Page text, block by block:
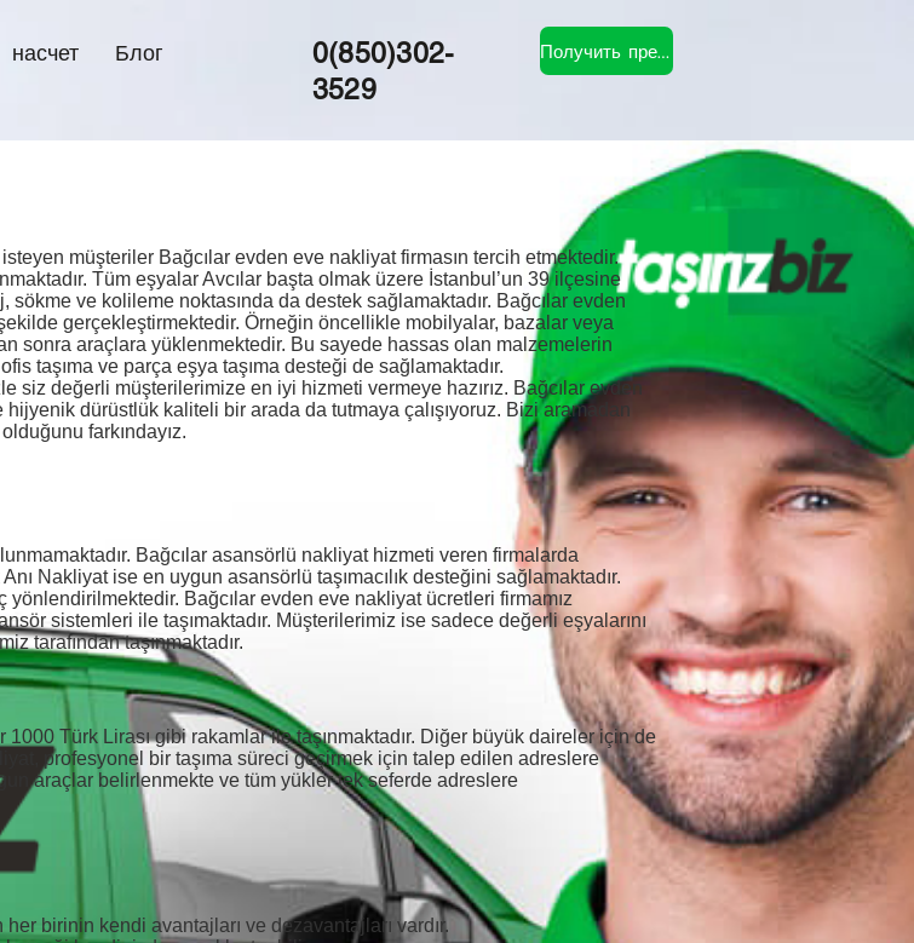
насчет Блог
0(850)302-
3529
Получить предложение
müşteriler Bağcılar evden eve nakliyat firmasın tercih etmektedir.
Tüm eşyalar Avcılar başta olmak üzere İstanbul’un 39 ilçesine
ve kolileme noktasında da destek sağlamaktadır. Bağcılar evden
gerçekleştirmektedir. Örneğin öncellikle mobilyalar, bazalar veya
sonra araçlara yüklenmektedir. Bu sayede hassas olan malzemelerin
taşıma ve parça eşya taşıma desteği de sağlamaktadır.
siz değerli müşterilerimize en iyi hizmeti vermeye hazırız. Bağcılar evden
dürüstlük kaliteli bir arada da tutmaya çalışıyoruz. Bizi aramadan
farkındayız.
Bağcılar asansörlü nakliyat hizmeti veren firmalarda
Nakliyat ise en uygun asansörlü taşımacılık desteğini sağlamaktadır.
Bağcılar evden eve nakliyat ücretleri firmamız
sistemleri ile taşımaktadır. Müşterilerimiz ise sadece değerli eşyalarını
tarafından taşınmaktadır.
Türk Lirası gibi rakamlar ile taşınmaktadır. Diğer büyük daireler için de
profesyonel bir taşıma süreci geçirmek için talep edilen adreslere
araçlar belirlenmekte ve tüm yükler tek seferde adreslere
birinin kendi avantajları ve dezavantajları vardır.